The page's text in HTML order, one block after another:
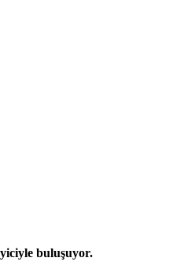
buluşuyor.